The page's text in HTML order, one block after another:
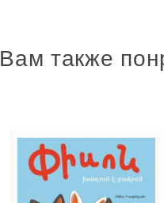
Вам также